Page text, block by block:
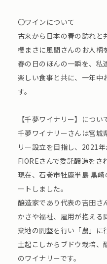
〇ワインについて
古来から日本の春の訪れと
櫻まさに風間さんのお人柄
春の日のほんの一瞬を、私
楽しい食事と共に、一年中
す。
【千夢ワイナリー】につい
千夢ワイナリーさんは宮城
リー設立を目指し、2021
FIOREさんで委託醸造をさ
現在、石巻市牡鹿半島 黒
ートしました。
醸造家であり代表の吉田さ
かさや福祉、雇用が抱える
棄地の開墾を行い「農」に
土起こしからブドウ栽培、
のワイナリーです。